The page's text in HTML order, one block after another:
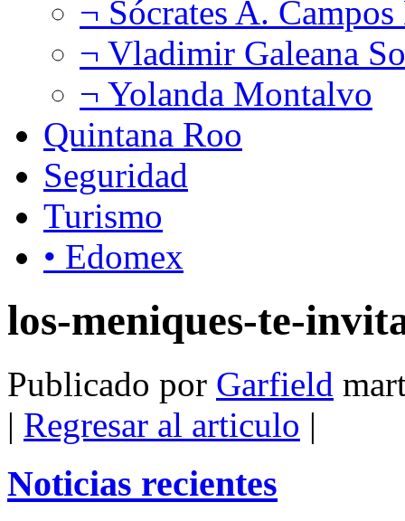
¬ Sócrates A.
¬ Vladimir Galeana
¬ Yolanda Montalvo
Quintana Roo
Seguridad
Turismo
• Edomex
los-meniques-te-
Publicado por Garfield
| Regresar al articulo |
Noticias recientes